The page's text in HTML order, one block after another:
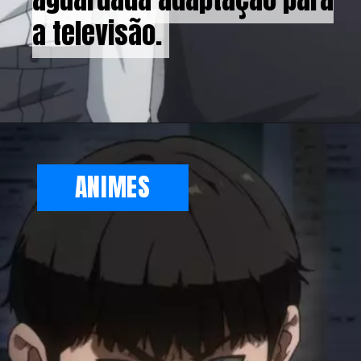
a televisão.
a televisão.
ANIMES